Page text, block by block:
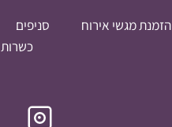
הזמנת מגשי אירוח סניפים
כשרות